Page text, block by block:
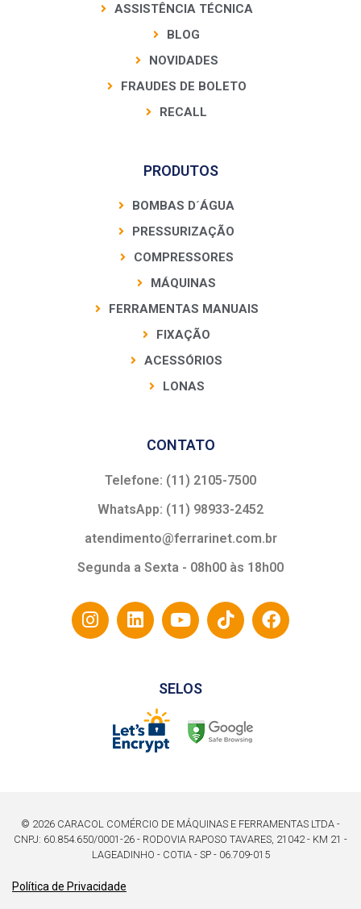
ASSISTÊNCIA TÉCNICA
BLOG
NOVIDADES
FRAUDES DE BOLETO
RECALL
PRODUTOS
BOMBAS D´ÁGUA
PRESSURIZAÇÃO
COMPRESSORES
MÁQUINAS
FERRAMENTAS MANUAIS
FIXAÇÃO
ACESSÓRIOS
LONAS
CONTATO
Telefone: (11) 2105-7500
WhatsApp: (11) 98933-2452
atendimento@ferrarinet.com.br
Segunda a Sexta - 08h00 às 18h00
SELOS
© 2026 CARACOL COMÉRCIO DE MÁQUINAS E FERRAMENTAS LTDA -
CNPJ: 60.854.650/0001-26 - RODOVIA RAPOSO TAVARES, 21042 - KM 21 -
LAGEADINHO - COTIA - SP - 06.709-015
Política de Privacidade